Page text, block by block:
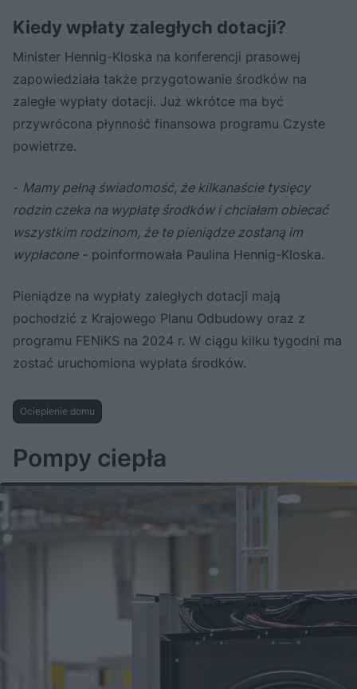
Kiedy wpłaty zaległych dotacji?
Minister Hennig-Kloska na konferencji prasowej
zapowiedziała także przygotowanie środków na
zaległe wypłaty dotacji. Już wkrótce ma być
przywrócona płynność finansowa programu Czyste
powietrze.
- Mamy pełną świadomość, że kilkanaście tysięcy
rodzin czeka na wypłatę środków i chciałam obiecać
wszystkim rodzinom, że te pieniądze zostaną im
wypłacone- poinformowała Paulina Hennig-Kloska.
Pieniądze na wypłaty zaległych dotacji mają
pochodzić z Krajowego Planu Odbudowy oraz z
programu FENiKS na 2024 r. W ciągu kilku tygodni ma
zostać uruchomiona wypłata środków.
Ocieplenie domu
Pompy ciepła